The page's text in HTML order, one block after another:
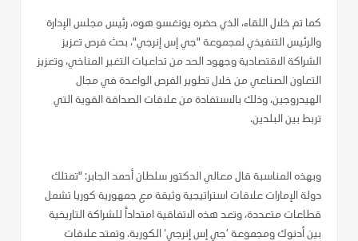
كما تم خلال اللقاء، الذي حضره يونغسو هوه، رئيس مجلس الإدارة
والرئيس التنفيذي لمجموعة "جي إس إنرجي"، بحث فرص تعزيز
الشراكة الاقتصادية وجهود الحد من تداعيات التغير المناخي، وتعزيز
التعاون الصناعي من خلال تطوير الفرص الواعدة في مجال
الهيدروجين، وذلك بالاستفادة من علاقات الصداقة القوية التي
تربط بين البلدين.
وبهذه المناسبة قال معالي الدكتور سلطان أحمد الجابر: "تمتلك
دولة الإمارات علاقات استراتيجية وثيقة مع جمهورية كوريا تشمل
قطاعات متعددة، وتعد هذه الاتفاقية امتداداً للشراكة التاريخية
بين أدنوك ومجموعة ’جي إس إنرجي‘ الكورية. وتمتد علاقات